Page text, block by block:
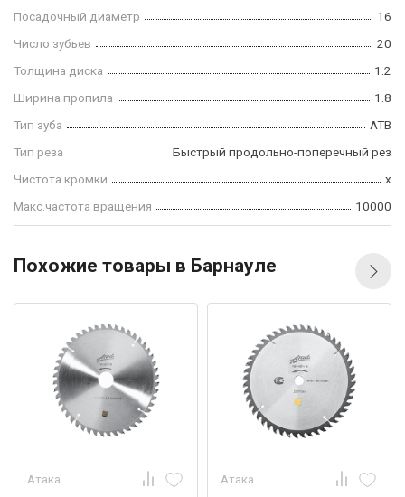
Посадочный диаметр
16
Число зубьев
20
Толщина диска
1.2
Ширина пропила
1.8
Тип зуба
ATB
Тип реза
Быстрый продольно-поперечный рез
Чистота кромки
x
Макс.частота вращения
10000
Похожие товары в Барнауле
Атака
Атака